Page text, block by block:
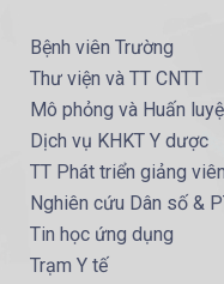
Bệnh viên Trường
Thư viện và TT CNTT
Mô phỏng và Huấn
Dịch vụ KHKT Y dược
TT Phát triển giảng
Nghiên cứu Dân số &
Tin học ứng dụng
Trạm Y tế